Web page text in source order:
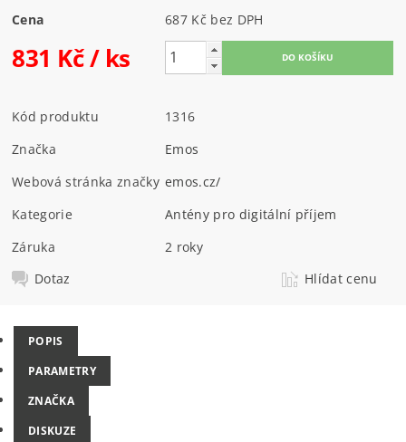
Cena 687 Kč bez DPH
831 Kč/ ks
Kód produktu
1316
Značka
Emos
Webová stránka značky emos.cz/
Kategorie
Antény pro digitální příjem
Záruka
2 roky
Dotaz
Hlídat cenu
POPIS
PARAMETRY
ZNAČKA
DISKUZE